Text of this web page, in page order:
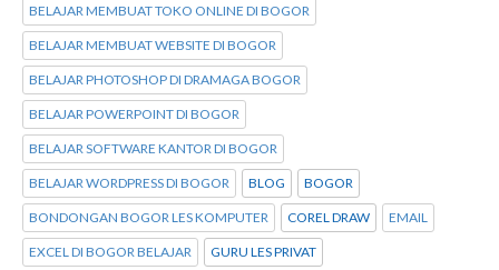
BELAJAR MEMBUAT TOKO ONLINE DI BOGOR
BELAJAR MEMBUAT WEBSITE DI BOGOR
BELAJAR PHOTOSHOP DI DRAMAGA BOGOR
BELAJAR POWERPOINT DI BOGOR
BELAJAR SOFTWARE KANTOR DI BOGOR
BELAJAR WORDPRESS DI BOGOR BLOG BOGOR
BONDONGAN BOGOR LES KOMPUTER COREL DRAW EMAIL
EXCEL DI BOGOR BELAJAR GURU LES PRIVAT